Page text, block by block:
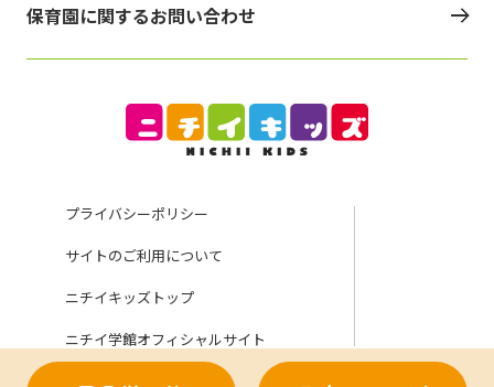
プライバシーポリシー
サイトのご利用について
ニチイキッズトップ
ニチイ学館オフィシャルサイト
保育園に関するお問い合わせ